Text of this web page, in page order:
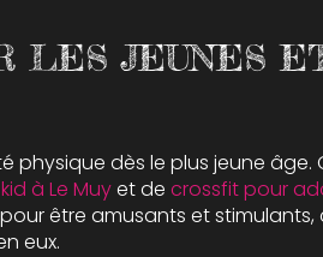
LES JEUNES
physique dès le plus jeune âge.
à Le Muyet de crossfit pour
être amusants et stimulants,
eux.